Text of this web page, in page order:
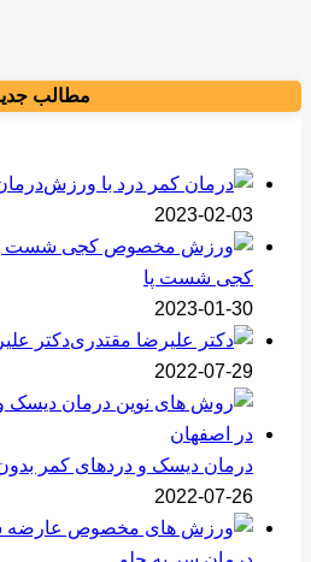
مطالب
2023-02-03
کجی شست پا
2023-01-30
دکتر
2022-07-29
درمان دیسک و دردهای کمر
2022-07-26